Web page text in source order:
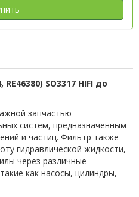
SO3317 HIFI до
запчастью
систем, предназначенным
и частиц. Фильтр также
гидравлической жидкости,
через различные
как насосы, цилиндры,